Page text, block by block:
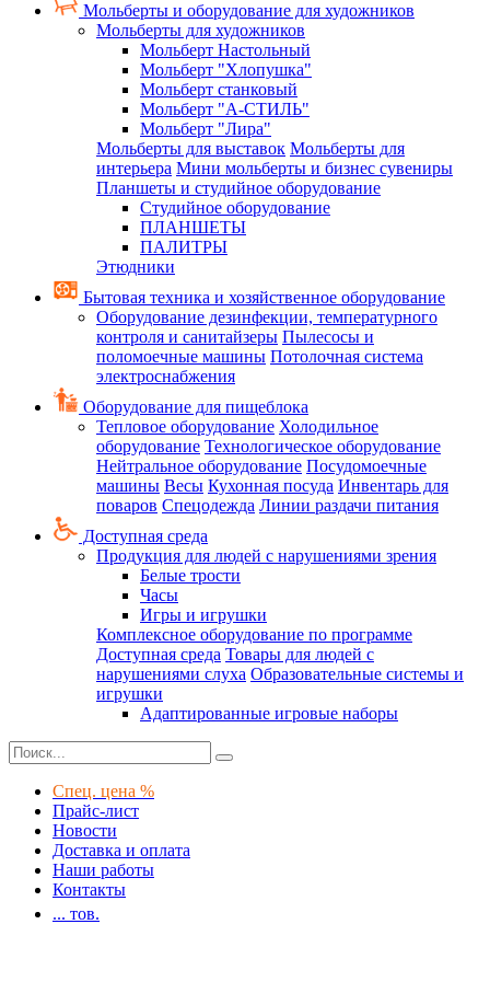
Мольберты и оборудование для художников
Мольберты для художников
Мольберт Настольный
Мольберт "Хлопушка"
Мольберт станковый
Мольберт "А-СТИЛЬ"
Мольберт "Лира"
Мольберты для выставок Мольберты для
интерьера Мини мольберты и бизнес сувениры
Планшеты и студийное оборудование
Студийное оборудование
ПЛАНШЕТЫ
ПАЛИТРЫ
Этюдники
Бытовая техника и хозяйственное оборудование
Оборудование дезинфекции, температурного
контроля и санитайзеры Пылесосы и
поломоечные машины Потолочная система
электроснабжения
Оборудование для пищеблока
Тепловое оборудование Холодильное
оборудование Технологическое оборудование
Нейтральное оборудование Посудомоечные
машины Весы Кухонная посуда Инвентарь для
поваров Спецодежда Линии раздачи питания
Доступная среда
Продукция для людей с нарушениями зрения
Белые трости
Часы
Игры и игрушки
Комплексное оборудование по программе
Доступная среда Товары для людей с
нарушениями слуха Образовательные системы и
игрушки
Адаптированные игровые наборы
Спец. цена %
Прайс-лист
Новости
Доставка и оплата
Наши работы
Контакты
... тов.